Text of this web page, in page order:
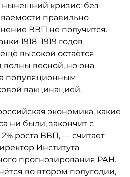
нынешний кризис: без
правильно
ВВП не получится.
1918–1919 годов
высокой остаётся
волны весной, но она
популяционным
вакцинацией.
экономика, какие
ни были, закончит с
2% роста ВВП, — считает
Института
прогнозирования РАН.
во втором полугодии,